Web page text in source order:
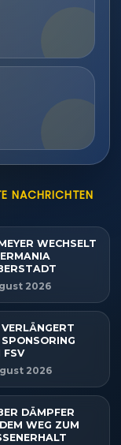
NACHRICHTEN
WECHSELT
2026
SPONSORING
FSV
2026
DÄMPFER
WEG ZUM